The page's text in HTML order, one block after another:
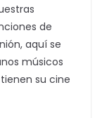
de
aquí se
músicos
su cine